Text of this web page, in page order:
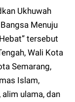
Ukhuwah
Menuju
tersebut
Wali Kota
Semarang,
Islam,
ulama, dan